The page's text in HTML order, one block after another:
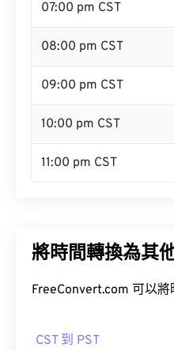
07:00 pm CST
08:00 pm CST
09:00 pm CST
10:00 pm CST
11:00 pm CST
將時間轉換為其
FreeConvert.com 可以
CST 到 PST